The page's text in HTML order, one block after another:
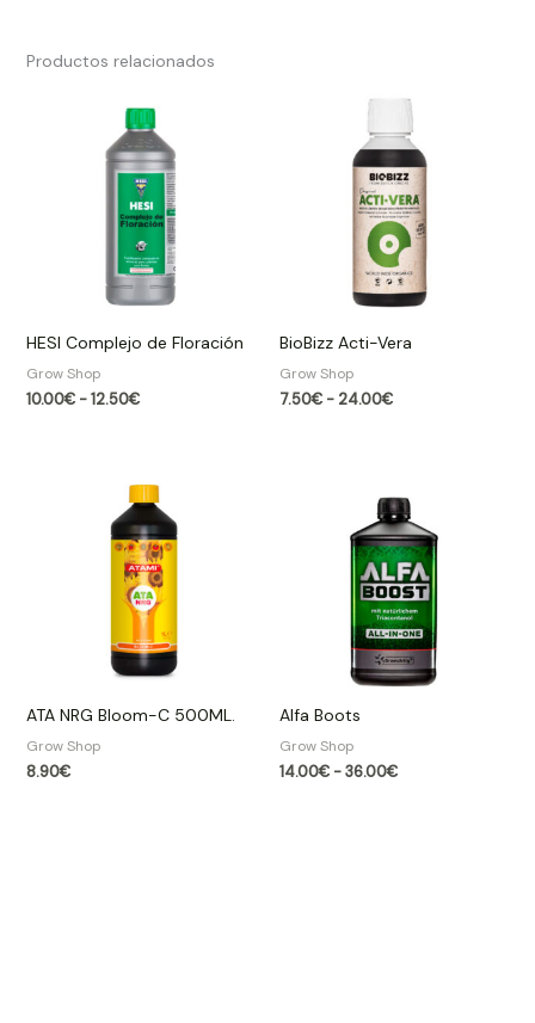
Productos relacionados
HESI Complejo de Floración
Grow Shop​
10.00€ - 12.50€
de
precios:
desde
10.00€
hasta
12.50€
BioBizz Acti-Vera
Grow Shop​
7.50€ - 24.00€
Rango
precios:
desde
7.50€
hasta
24.00€
ATA NRG Bloom-C 500ML.
Grow Shop​
8.90€
Alfa Boots
Grow Shop​
14.00€ -36.00€
precios:
desde
14.00€
hasta
36.00€